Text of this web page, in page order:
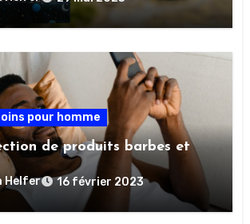
pour homme
de produits barbes et
Helfer 16 février 2023